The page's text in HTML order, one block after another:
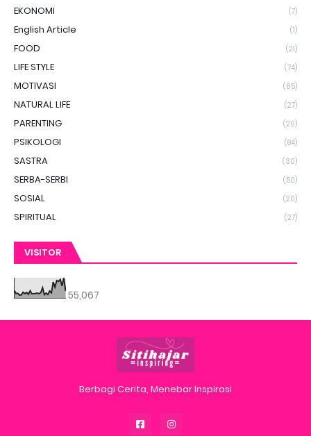
EKONOMI (7)
English Article (1)
FOOD (21)
LIFE STYLE (74)
MOTIVASI (65)
NATURAL LIFE (27)
PARENTING (20)
PSIKOLOGI (84)
SASTRA (30)
SERBA-SERBI (50)
SOSIAL (20)
SPIRITUAL (27)
VISITOR
55,067
Berbagi Cerita, Menebar Inspirasi